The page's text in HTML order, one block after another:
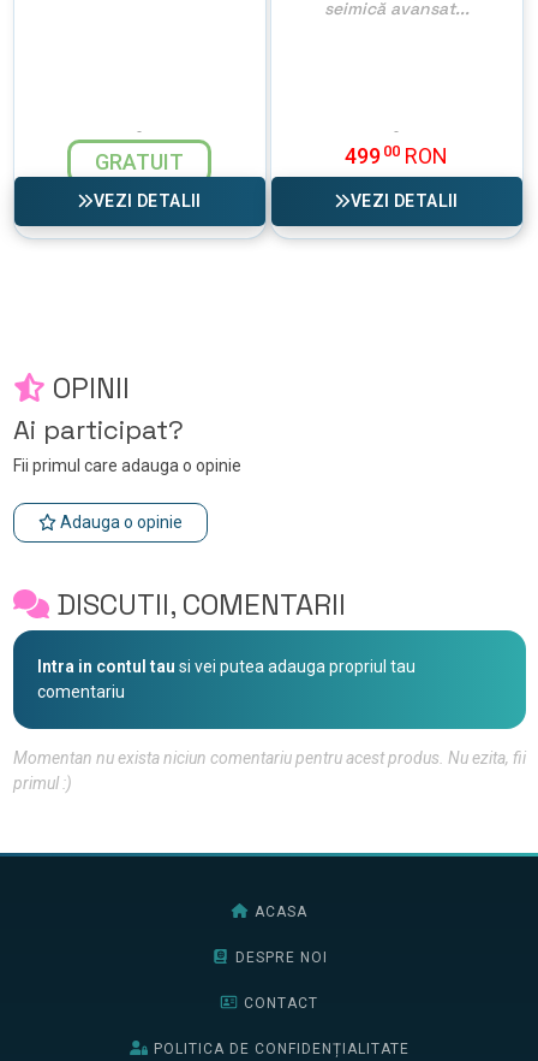
GRATUIT
VEZI DETALII
seimică avansat...
499 00 RON
VEZI DETALII
OPINII
Ai participat?
Fii primul care adauga o opinie
Adauga o opinie
DISCUTII, COMENTARII
Intra in contul tau si vei putea adauga propriul tau
comentariu
Momentan nu exista niciun comentariu pentru acest produs. Nu ezita, fii
primul :)
ACASA
DESPRE NOI
CONTACT
POLITICA DE CONFIDENȚIALITATE